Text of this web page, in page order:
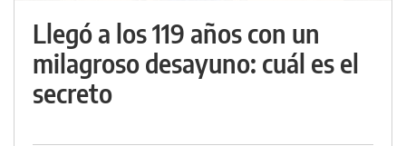
Llegó a los 119 años con un
milagroso desayuno: cuál es el
secreto